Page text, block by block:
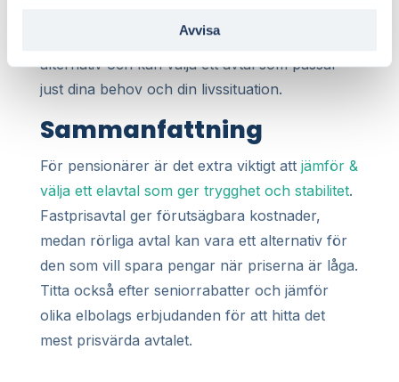
Avvisa
sätt får du en tydlig bild av alla tillgängliga
alternativ och kan välja ett avtal som passar
just dina behov och din livssituation.
Sammanfattning
För pensionärer är det extra viktigt att jämför &
välja ett elavtal som ger trygghet och stabilitet.
Fastprisavtal ger förutsägbara kostnader,
medan rörliga avtal kan vara ett alternativ för
den som vill spara pengar när priserna är låga.
Titta också efter seniorrabatter och jämför
olika elbolags erbjudanden för att hitta det
mest prisvärda avtalet.